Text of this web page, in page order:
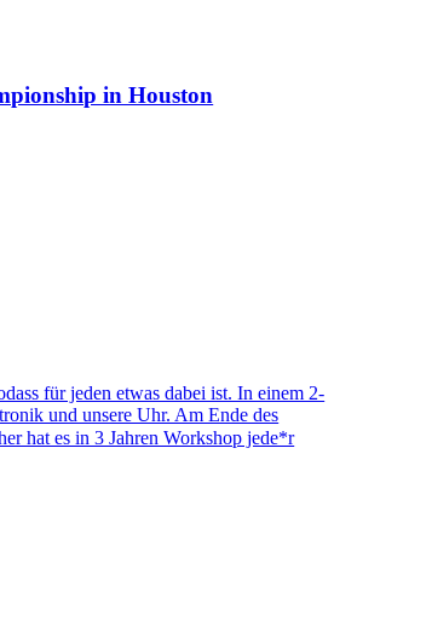
in Houston
für jeden etwas dabei ist. In einem 2-
und unsere Uhr. Am Ende des
hat es in 3 Jahren Workshop jede*r